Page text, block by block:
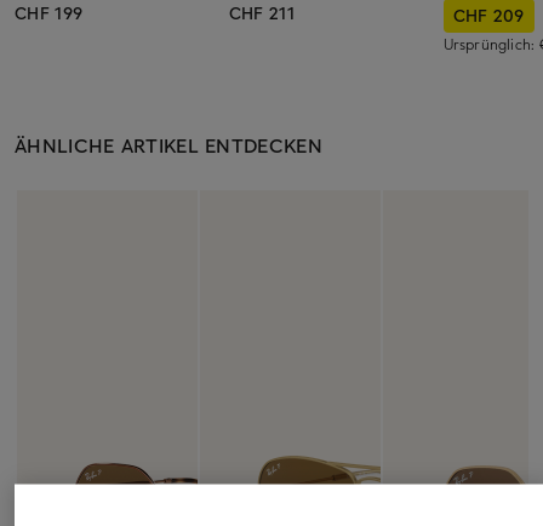
CHF 199
CHF 211
CHF 209
Ursprünglich:
ÄHNLICHE ARTIKEL ENTDECKEN